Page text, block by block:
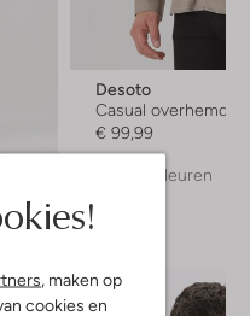
, maken op
cookies en
Desoto
Casual overhemd
€ 99,99
+ meer kleuren